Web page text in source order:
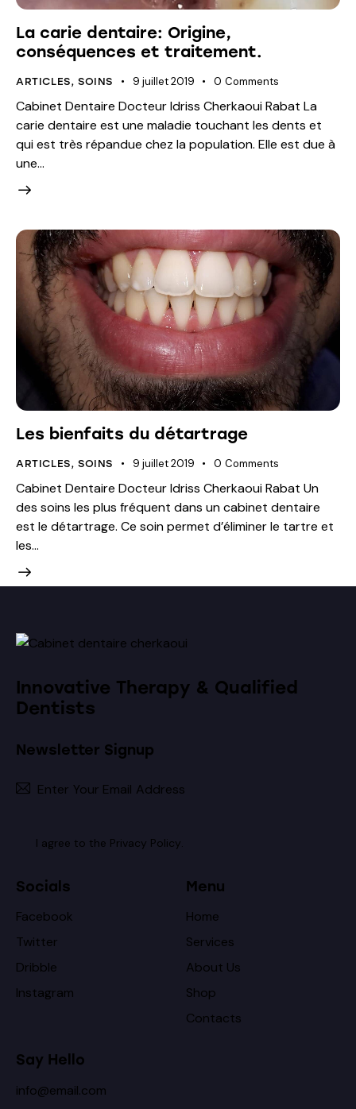
La carie dentaire: Origine,
conséquences et traitement.
ARTICLES,SOINS 9 juillet 2019 0 Comments
Cabinet Dentaire Docteur Idriss Cherkaoui Rabat La
carie dentaire est une maladie touchant les dents et
qui est très répandue chez la population. Elle est due à
une…
Les bienfaits du détartrage
ARTICLES,SOINS 9 juillet 2019 0 Comments
Cabinet Dentaire Docteur Idriss Cherkaoui Rabat Un
des soins les plus fréquent dans un cabinet dentaire
est le détartrage. Ce soin permet d’éliminer le tartre et
les…
Innovative Therapy & Qualified
Dentists
Newsletter Signup
I agree to the Privacy Policy.
Socials
Facebook
Twitter
Dribble
Instagram
Menu
Home
Services
About Us
Shop
Contacts
Say Hello
info@email.com